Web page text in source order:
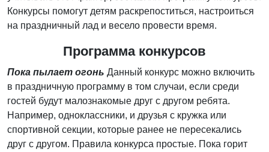
Конкурсы помогут детям раскрепоститься, настроиться
на праздничный лад и весело провести время.
Программа конкурсов
Пока пылает огонь Данный конкурс можно включить
в праздничную программу в том случаи, если среди
гостей будут малознакомые друг с другом ребята.
Например, одноклассники, и друзья с кружка или
спортивной секции, которые ранее не пересекались
друг с другом. Правила конкурса простые. Пока горит